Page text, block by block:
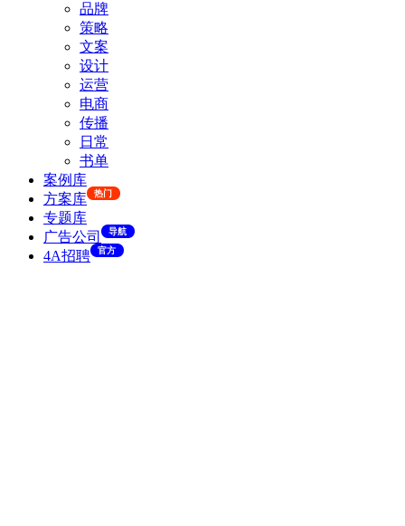
品牌
策略
文案
设计
运营
电商
传播
日常
书单
案例库
方案库
热门
专题库
广告公司
导航
4A招聘 官方